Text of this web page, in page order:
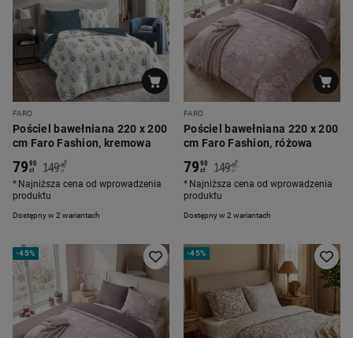
FARO
Pościel bawełniana 220 x 200
cm Faro Fashion, kremowa
Dostępny w 2 wariantach
7990
zł 149 00
zł
*
Najniższa cena od wprowadzenia
produktu
FARO
Pościel bawełniana 220 x 200
cm Faro Fashion, różowa
Dostępny w 2 wariantach
7990
zł 149 00
zł
*
Najniższa cena od wprowadzenia
produktu
-45% -45%